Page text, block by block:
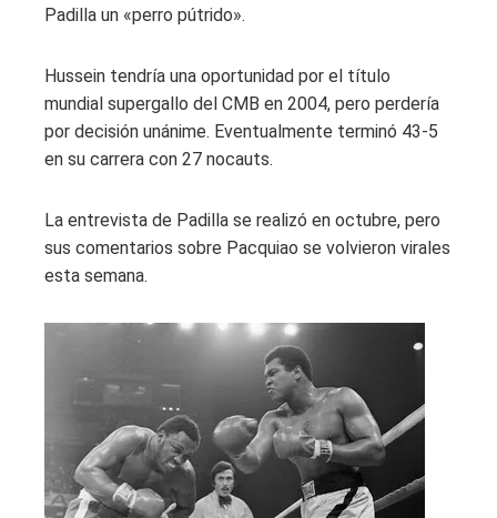
Padilla un «perro pútrido».
Hussein tendría una oportunidad por el título
mundial supergallo del CMB en 2004, pero perdería
por decisión unánime. Eventualmente terminó 43-5
en su carrera con 27 nocauts.
La entrevista de Padilla se realizó en octubre, pero
sus comentarios sobre Pacquiao se volvieron virales
esta semana.